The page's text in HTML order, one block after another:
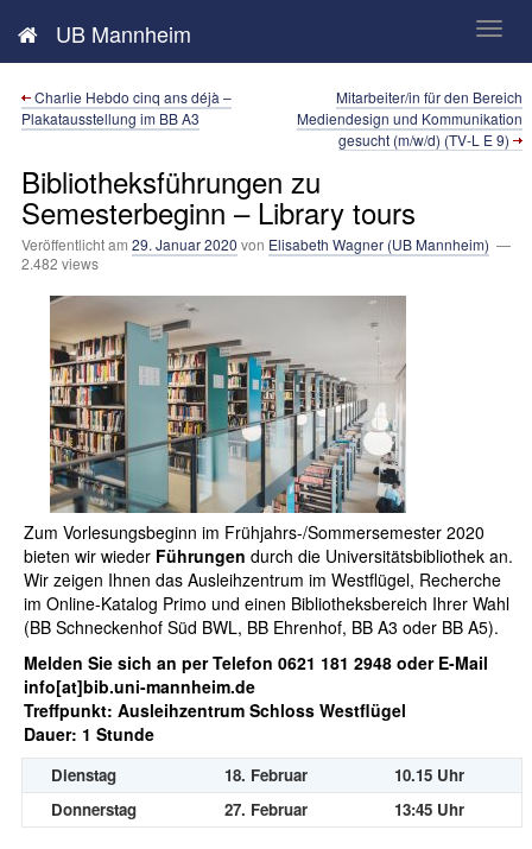
UB Mannheim
Neues aus der UB Mannheim
Charlie Hebdo cinq ans déjà –
Plakatausstellung im BB A3
Mitarbeiter/in für den Bereich
Mediendesign und Kommunikation
gesucht (m/w/d) (TV-L E 9)
Bibliotheksführungen zu
Semesterbeginn – Library tours
Veröffentlicht am 29. Januar 2020 von Elisabeth Wagner (UB Mannheim) —
2.482 views
Zum Vorlesungsbeginn im Frühjahrs-/Sommersemester 2020
bieten wir wieder Führungen durch die Universitätsbibliothek an.
Wir zeigen Ihnen das Ausleihzentrum im Westflügel, Recherche
im Online-Katalog Primo und einen Bibliotheksbereich Ihrer Wahl
(BB Schneckenhof Süd BWL, BB Ehrenhof, BB A3 oder BB A5).
Melden Sie sich an per Telefon 0621 181 2948 oder E-Mail
info[at]bib.uni-mannheim.de
Treffpunkt: Ausleihzentrum Schloss Westflügel
Dauer: 1 Stunde
Dienstag 18. Februar
10.15 Uhr
Donnerstag
27. Februar 13:45 Uhr